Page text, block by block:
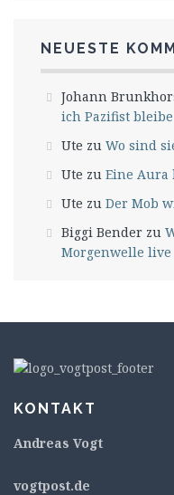
NEUESTE
Johann
ich Pazifist bleibe
Ute zu Wo sind
Ute zu Eine Aura
Ute zu Der Mob
Biggi Bender zu
Morgenwelle live
KONTAKT
Andreas Vogt
vogtpost.de